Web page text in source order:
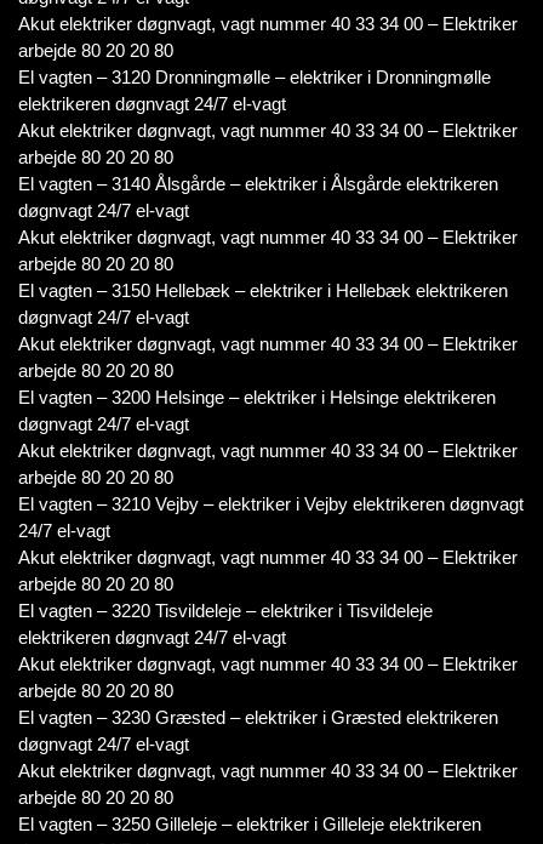
Akut elektriker døgnvagt, vagt nummer 40 33 34 00 – Elektriker
arbejde 80 20 20 80
El vagten – 3120 Dronningmølle – elektriker i Dronningmølle
elektrikeren døgnvagt 24/7 el-vagt
Akut elektriker døgnvagt, vagt nummer 40 33 34 00 – Elektriker
arbejde 80 20 20 80
El vagten – 3140 Ålsgårde – elektriker i Ålsgårde elektrikeren
døgnvagt 24/7 el-vagt
Akut elektriker døgnvagt, vagt nummer 40 33 34 00 – Elektriker
arbejde 80 20 20 80
El vagten – 3150 Hellebæk – elektriker i Hellebæk elektrikeren
døgnvagt 24/7 el-vagt
Akut elektriker døgnvagt, vagt nummer 40 33 34 00 – Elektriker
arbejde 80 20 20 80
El vagten – 3200 Helsinge – elektriker i Helsinge elektrikeren
døgnvagt 24/7 el-vagt
Akut elektriker døgnvagt, vagt nummer 40 33 34 00 – Elektriker
arbejde 80 20 20 80
El vagten – 3210 Vejby – elektriker i Vejby elektrikeren døgnvagt
24/7 el-vagt
Akut elektriker døgnvagt, vagt nummer 40 33 34 00 – Elektriker
arbejde 80 20 20 80
El vagten – 3220 Tisvildeleje – elektriker i Tisvildeleje
elektrikeren døgnvagt 24/7 el-vagt
Akut elektriker døgnvagt, vagt nummer 40 33 34 00 – Elektriker
arbejde 80 20 20 80
El vagten – 3230 Græsted – elektriker i Græsted elektrikeren
døgnvagt 24/7 el-vagt
Akut elektriker døgnvagt, vagt nummer 40 33 34 00 – Elektriker
arbejde 80 20 20 80
El vagten – 3250 Gilleleje – elektriker i Gilleleje elektrikeren